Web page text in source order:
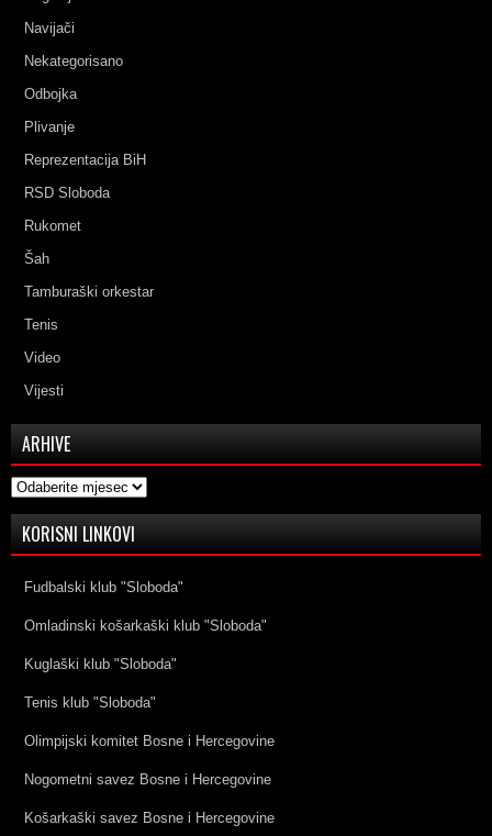
Navijači
Nekategorisano
Odbojka
Plivanje
Reprezentacija BiH
RSD Sloboda
Rukomet
Šah
Tamburaški orkestar
Tenis
Video
Vijesti
ARHIVE
Arhive
KORISNI LINKOVI
Fudbalski klub "Sloboda"
Omladinski košarkaški klub "Sloboda"
Kuglaški klub "Sloboda"
Tenis klub "Sloboda"
Olimpijski komitet Bosne i Hercegovine
Nogometni savez Bosne i Hercegovine
Košarkaški savez Bosne i Hercegovine